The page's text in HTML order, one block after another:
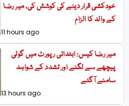
خودکشی قرار دینے کی کوشش کی، میر رضا
کے والد کا الزام
11 hours ago
میر رضا کیس: ابتدائی رپورٹ میں گولی
پیچھے سے لگنے اور تشدد کے شواہد
سامنے آگئے
13 hours ago